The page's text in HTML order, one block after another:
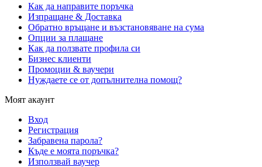
Как да направите поръчка
Изпращане & Доставка
Обратно връщане и възстановяване на сума
Опции за плащане
Как да ползвате профила си
Бизнес клиенти
Промоции & ваучери
Нуждаете се от допълнителна помощ?
Моят акаунт
Вход
Регистрация
Забравена парола?
Къде е моята поръчка?
Използвай ваучер